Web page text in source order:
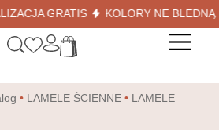
GRATIS KOLORY NE BLEDNĄ
• LAMELE ŚCIENNE • LAMELE